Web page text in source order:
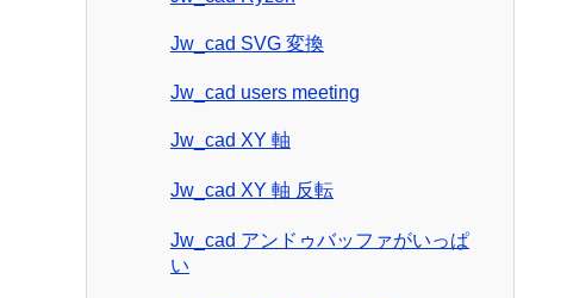
Jw_cad SVG 変換
Jw_cad users meeting
Jw_cad XY 軸
Jw_cad XY 軸 反転
Jw_cad アンドゥバッファがいっぱ
い